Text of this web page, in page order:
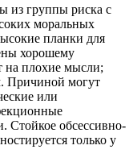
из группы риска с
моральных
планки для
хорошему
на плохие мысли;
Причиной могут
или
Стойкое обсессивно-
только у